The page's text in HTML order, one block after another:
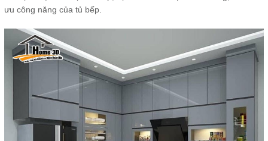
ưu công năng của tủ bếp.